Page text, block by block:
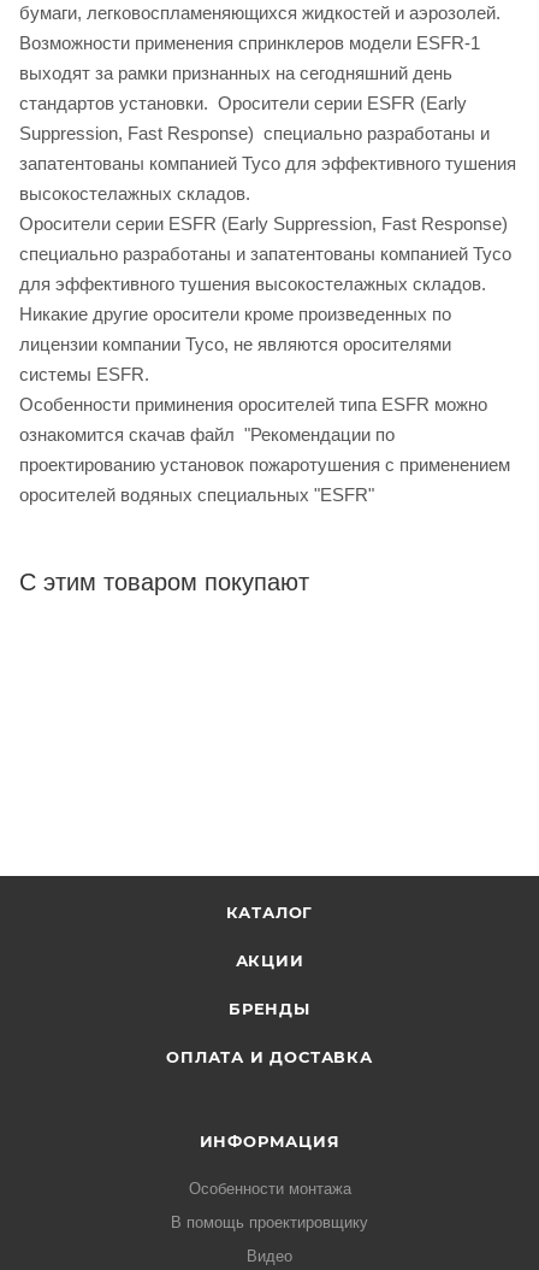
бумаги, легковоспламеняющихся жидкостей и аэрозолей.
Возможности применения спринклеров модели ESFR-1
выходят за рамки признанных на сегодняшний день
стандартов установки. Оросители серии ESFR (Early
Suppression, Fast Response) специально разработаны и
запатентованы компанией Tyco для эффективного тушения
высокостелажных складов.
Оросители серии ESFR (Early Suppression, Fast Response)
специально разработаны и запатентованы компанией Tyco
для эффективного тушения высокостелажных складов.
Никакие другие оросители кроме произведенных по
лицензии компании Tyco, не являются оросителями
системы ESFR.
Особенности приминения оросителей типа ESFR можно
ознакомится скачав файл "Рекомендации по
проектированию установок пожаротушения с применением
оросителей водяных специальных "ESFR"
С этим товаром покупают
КАТАЛОГ
АКЦИИ
БРЕНДЫ
ОПЛАТА И ДОСТАВКА
ИНФОРМАЦИЯ
Особенности монтажа
В помощь проектировщику
Видео